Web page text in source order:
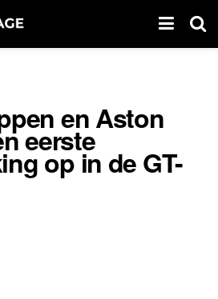
en Aston
eerste
op in de GT-